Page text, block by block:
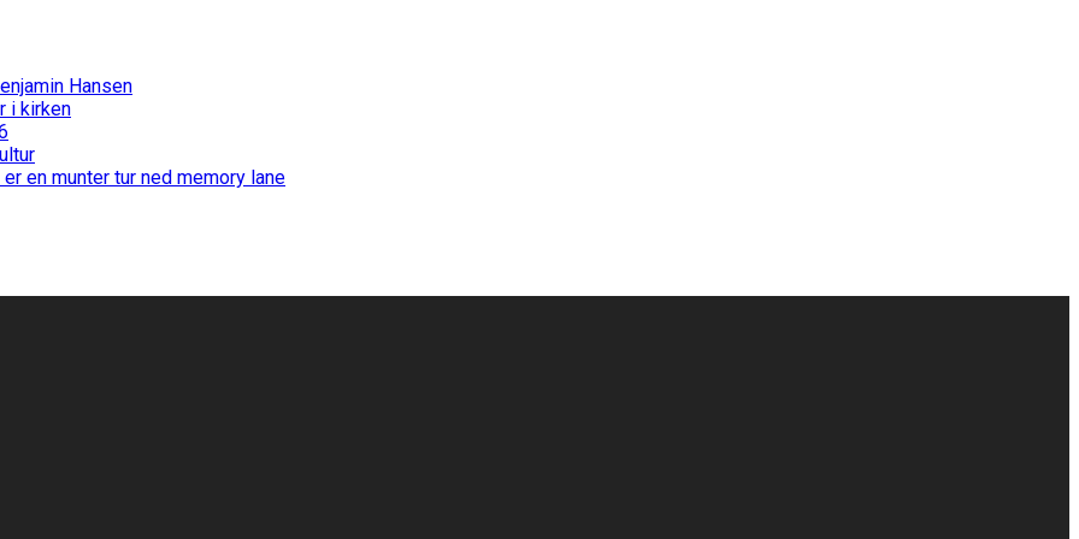
Hansen
i kirken
en munter tur ned memory lane